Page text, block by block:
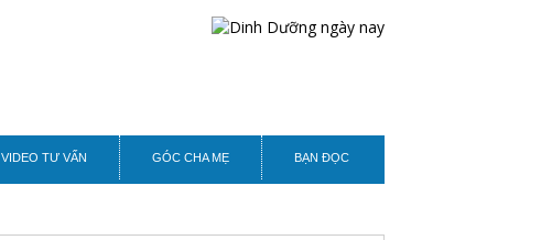
VIDEO TƯ VẤN GÓC CHA MẸ BẠN ĐỌC